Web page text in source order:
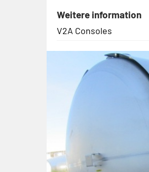
Weitere information
V2A Consoles